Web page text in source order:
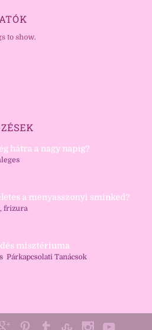
to show.
hátra a nagy napig?
a menyasszonyi sminked?
frizura
misztériuma
,Párkapcsolati Tanácsok